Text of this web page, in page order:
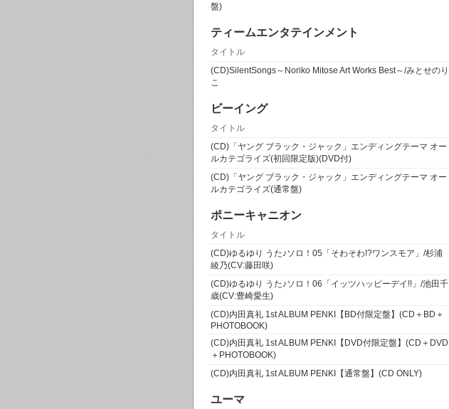
盤)
ティームエンタテインメント
タイトル
(CD)SilentSongs～Noriko Mitose Art Works Best～/みとせのり
こ
ビーイング
タイトル
(CD)「ヤング ブラック・ジャック」エンディングテーマ オー
ルカテゴライズ(初回限定版)(DVD付)
(CD)「ヤング ブラック・ジャック」エンディングテーマ オー
ルカテゴライズ(通常盤)
ポニーキャニオン
タイトル
(CD)ゆるゆり うた♪ソロ！05「そわそわ!?ワンスモア」/杉浦
綾乃(CV:藤田咲)
(CD)ゆるゆり うた♪ソロ！06「イッツハッピーデイ!!」/池田千
歳(CV:豊崎愛生)
(CD)内田真礼 1st ALBUM PENKI【BD付限定盤】(CD＋BD＋
PHOTOBOOK)
(CD)内田真礼 1st ALBUM PENKI【DVD付限定盤】(CD＋DVD
＋PHOTOBOOK)
(CD)内田真礼 1st ALBUM PENKI【通常盤】(CD ONLY)
ユーマ